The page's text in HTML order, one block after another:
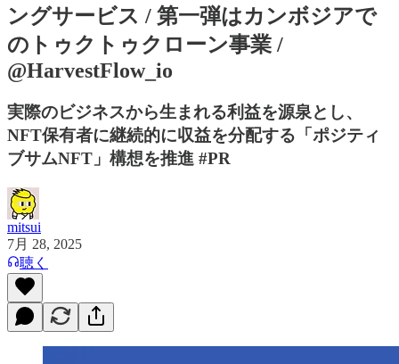
ングサービス / 第一弾はカンボジアで
のトゥクトゥクローン事業 /
@HarvestFlow_io
実際のビジネスから生まれる利益を源泉とし、
NFT保有者に継続的に収益を分配する「ポジティ
ブサムNFT」構想を推進 #PR
mitsui
7月 28, 2025
聴く